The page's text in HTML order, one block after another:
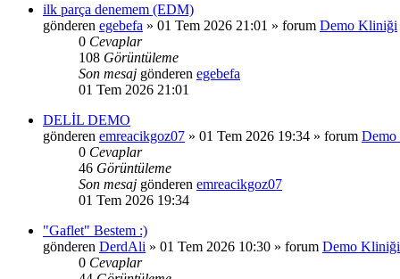
ilk parça denemem (EDM)
gönderen egebefa » 01 Tem 2026 21:01 » forum Demo Kliniği
0 Cevaplar
108 Görüntüleme
Son mesaj gönderen egebefa
01 Tem 2026 21:01
DELİL DEMO
gönderen emreacikgoz07 » 01 Tem 2026 19:34 » forum
0 Cevaplar
46 Görüntüleme
Son mesaj gönderen emreacikgoz07
01 Tem 2026 19:34
"Gaflet" Bestem :)
gönderen DerdAli » 01 Tem 2026 10:30 » forum Demo Kliniği
0 Cevaplar